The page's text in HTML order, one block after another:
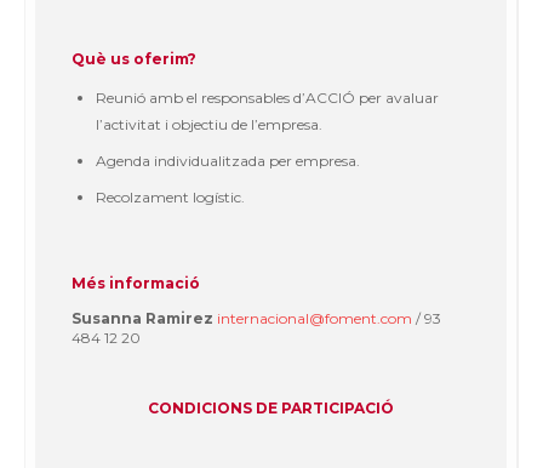
Què us oferim?
Reunió amb el responsables d’ACCIÓ per avaluar
l’activitat i objectiu de l’empresa.
Agenda individualitzada per empresa.
Recolzament logístic.
Més informació
Susanna Ramirez internacional@foment.com / 93
484 12 20
CONDICIONS DE PARTICIPACIÓ